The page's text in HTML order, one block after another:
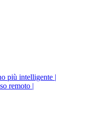
più intelligente |
remoto |